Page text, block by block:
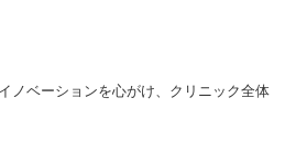
ノベーションを心がけ、クリニック全体